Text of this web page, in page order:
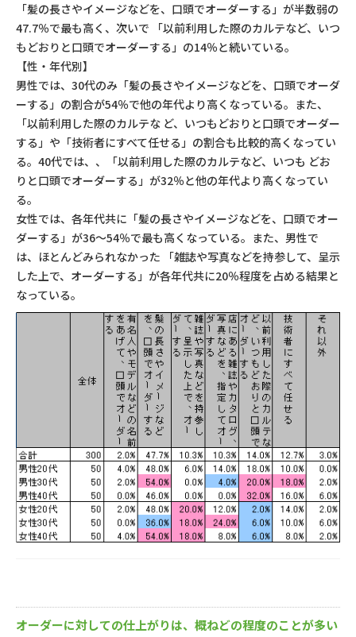
「髪の長さやイメージなどを、口頭でオーダーする」が半数弱の
47.7％で最も高く、次いで 「以前利用した際のカルテなど、いつ
もどおりと口頭でオーダーする」の14％と続いている。
【性・年代別】
男性では、30代のみ「髪の長さやイメージなどを、口頭でオーダ
ーする」の割合が54％で他の年代より高くなっている。また、
「以前利用した際のカルテな ど、いつもどおりと口頭でオーダー
する」や「技術者にすべて任せる」の割合も比較的高くなってい
る。40代では、、「以前利用した際のカルテなど、いつも どお
りと口頭でオーダーする」が32％と他の年代より高くなってい
る。
女性では、各年代共に「髪の長さやイメージなどを、口頭でオー
ダーする」が36～54％で最も高くなっている。また、男性で
は、ほとんどみられなかった 「雑誌や写真などを持参して、呈示
した上で、オーダーする」が各年代共に20％程度を占める結果と
なっている。
オーダーに対しての仕上がりは、概ねどの程度のことが多い